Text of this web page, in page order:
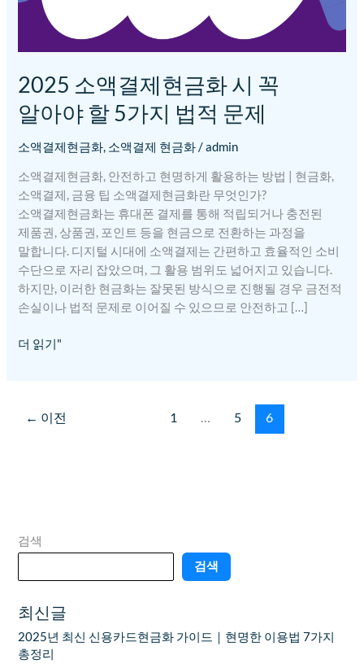
2025 소액결제현금화 시 꼭
알아야 할 5가지 법적 문제
소액결제현금화, 소액결제 현금화/admin
소액결제현금화, 안전하고 현명하게 활용하는 방법 | 현금화,
소액결제, 금융 팁 소액결제현금화란 무엇인가?
소액결제현금화는 휴대폰 결제를 통해 적립되거나 충전된
제품권, 상품권, 포인트 등을 현금으로 전환하는 과정을
말합니다. 디지털 시대에 소액결제는 간편하고 효율적인 소비
수단으로 자리 잡았으며, 그 활용 범위도 넓어지고 있습니다.
하지만, 이러한 현금화는 잘못된 방식으로 진행될 경우 금전적
손실이나 법적 문제로 이어질 수 있으므로 안전하고 […]
더 읽기"
← 이전 1 … 5 6
검색
검색
최신글
2025년 최신 신용카드현금화 가이드｜현명한 이용법 7가지
총정리